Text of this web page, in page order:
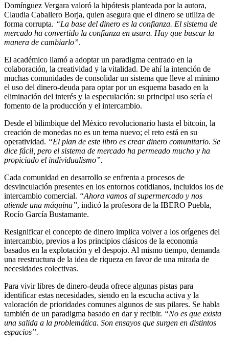
Domínguez Vergara valoró la hipótesis planteada por la autora,
Claudia Caballero Borja, quien asegura que el dinero se utiliza de
forma corrupta. “La base del dinero es la confianza. El sistema de
mercado ha convertido la confianza en usura. Hay que buscar la
manera de cambiarlo”.
El académico llamó a adoptar un paradigma centrado en la
colaboración, la creatividad y la vitalidad. De ahí la intención de
muchas comunidades de consolidar un sistema que lleve al mínimo
el uso del dinero-deuda para optar por un esquema basado en la
eliminación del interés y la especulación: su principal uso sería el
fomento de la producción y el intercambio.
Desde el bilimbique del México revolucionario hasta el bitcoin, la
creación de monedas no es un tema nuevo; el reto está en su
operatividad. “El plan de este libro es crear dinero comunitario. Se
dice fácil, pero el sistema de mercado ha permeado mucho y ha
propiciado el individualismo”.
Cada comunidad en desarrollo se enfrenta a procesos de
desvinculación presentes en los entornos cotidianos, incluidos los de
intercambio comercial. “Ahora vamos al supermercado y nos
atiende una máquina”, indicó la profesora de la IBERO Puebla,
Rocío García Bustamante.
Resignificar el concepto de dinero implica volver a los orígenes del
intercambio, previos a los principios clásicos de la economía
basados en la explotación y el despojo. Al mismo tiempo, demanda
una reestructura de la idea de riqueza en favor de una mirada de
necesidades colectivas.
Para vivir libres de dinero-deuda ofrece algunas pistas para
identificar estas necesidades, siendo en la escucha activa y la
valoración de prioridades comunes algunos de sus pilares. Se habla
también de un paradigma basado en dar y recibir. “No es que exista
una salida a la problemática. Son ensayos que surgen en distintos
espacios”.